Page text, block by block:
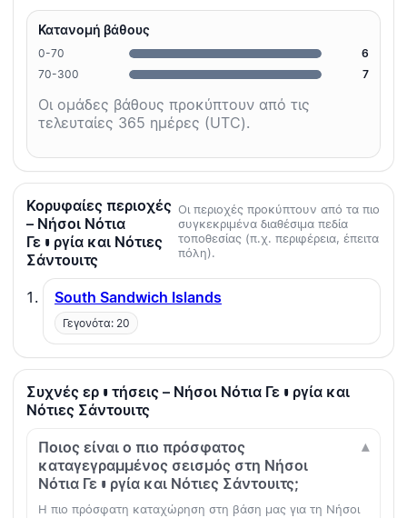
Κατανομή βάθους
0-70
6
70-300
7
Οι ομάδες βάθους προκύπτουν από τις
τελευταίες 365 ημέρες (UTC).
Κορυφαίες περιοχές
– Νήσοι Νότια
Γεωργία και Νότιες
Σάντουιτς
Οι περιοχές προκύπτουν από τα πιο
συγκεκριμένα διαθέσιμα πεδία
τοποθεσίας (π.χ. περιφέρεια, έπειτα
πόλη).
South Sandwich Islands
Γεγονότα: 20
Συχνές ερωτήσεις – Νήσοι Νότια Γεωργία και
Νότιες Σάντουιτς
Ποιος είναι ο πιο πρόσφατος
καταγεγραμμένος σεισμός στη Νήσοι
Νότια Γεωργία και Νότιες Σάντουιτς;
Η πιο πρόσφατη καταχώρηση στη βάση μας για τη Νήσοι